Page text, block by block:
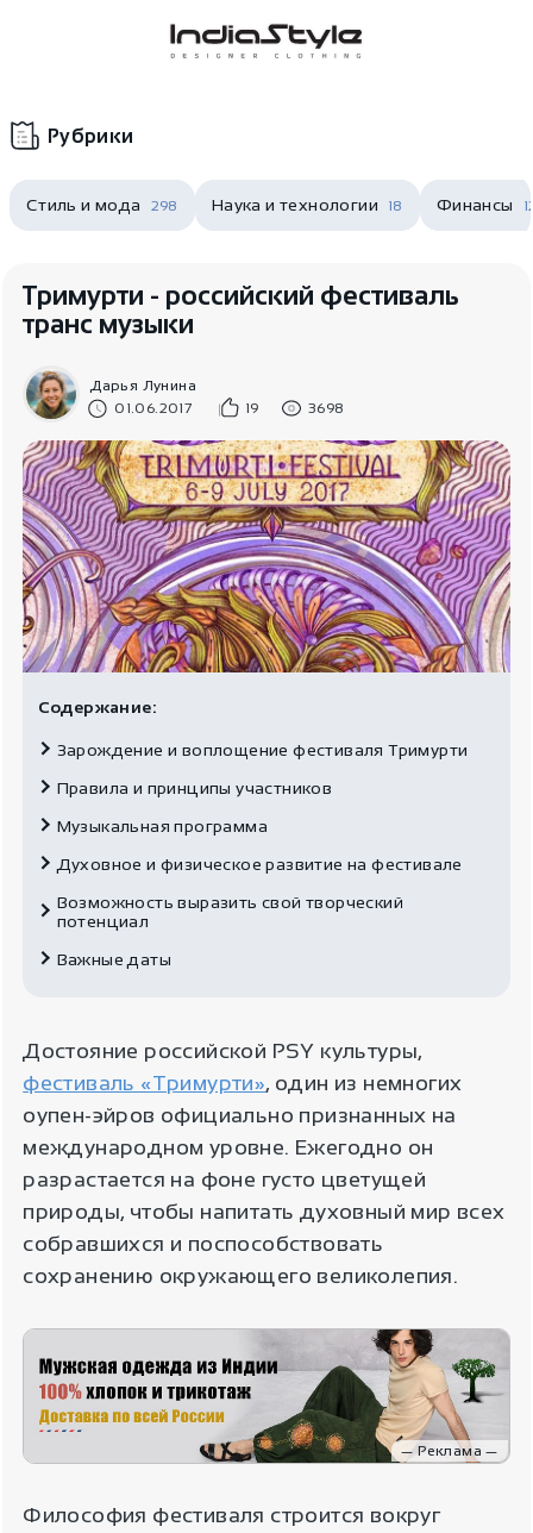
Корзина
В корзиненеттоваров
Рубрики
Стиль и мода 298 Наука и технологии 18 Финансы
Тримурти - российский фестиваль
транс музыки
Дарья Лунина
01.06.2017
19 3698
Содержание:
Зарождение и воплощение фестиваля Тримурти
Правила и принципы участников
Музыкальная программа
Духовное и физическое развитие на фестивале
Возможность выразить свой творческий
потенциал
Важные даты
Достояние российской PSY культуры,
фестиваль «Тримурти», один из немногих
оупен-эйров официально признанных на
международном уровне. Ежегодно он
разрастается на фоне густо цветущей
природы, чтобы напитать духовный мир всех
собравшихся и поспособствовать
сохранению окружающего великолепия.
— Реклама —
Философия фестиваля строится вокруг